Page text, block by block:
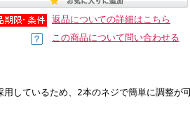
返品についての詳細はこちら
この商品について問い合わせる
しているため、2本のネジで簡単に調整が